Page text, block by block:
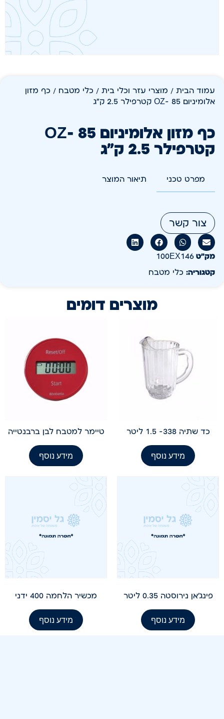
עמוד הבית / מוצרי עזר וכלי בית / כלי מטבח / כף מזון
אלומיניום 85 -OZ קטרפילר 2.5 ק"ג
כף מזון אלומיניום 85 -OZ
קטרפילר 2.5 ק"ג
מפרט טכני תיאור המוצר
צור קשר
מק״ט 100EX146
קטגוריה: כלי מטבח
מוצרים דומים
כד שתיה 338- 1.5 ליטר
מידע נוסף
טיימר למטבח לבן ברבנטייה
מידע נוסף
פינג'אן נירוסטה 0.35 ליטר
מידע נוסף
מכשיר הלחמה 400 ידני
מידע נוסף